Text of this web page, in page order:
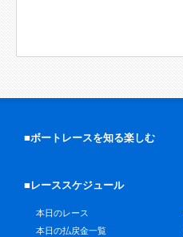
■ボートレースを知る楽しむ
■レーススケジュール
本日のレース
本日の払戻金一覧